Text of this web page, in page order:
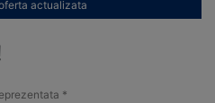
actualizata
*